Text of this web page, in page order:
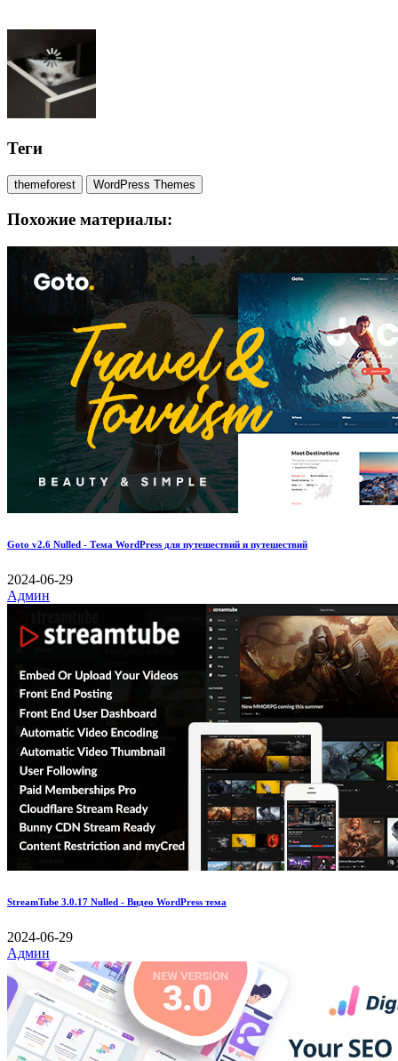
Теги
themeforest WordPress Themes
Похожие материалы:
Goto v2.6 Nulled - Тема WordPress для путешествий и путешествий
2024-06-29
Админ
StreamTube 3.0.17 Nulled - Видео WordPress тема
2024-06-29
Админ